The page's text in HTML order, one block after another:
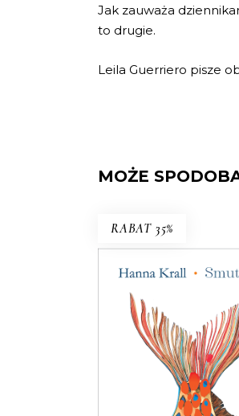
Jak zauważa
to drugie.
Leila Guerriero pisze
MOŻE
RABAT 35%SMUTEK RYB
postanowiło pomóc
reporterce –
stanie wojennym.
Krall mogła
weryfikacji, bo w
pisać wywrotowe
rybach. A